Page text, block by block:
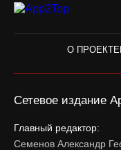
О ПРОЕКТЕ
Сетевое издание
Главный редактор:
Семенов Александр